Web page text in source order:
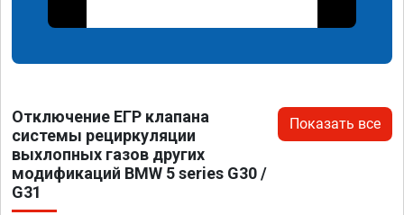
Отключение ЕГР клапана
системы рециркуляции
выхлопных газов других
модификаций BMW 5 series G30 /
G31
Показать все